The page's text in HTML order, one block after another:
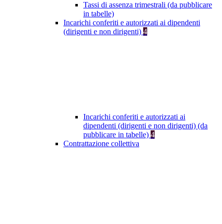
Tassi di assenza trimestrali (da pubblicare
in tabelle)
Incarichi conferiti e autorizzati ai dipendenti
(dirigenti e non dirigenti) 4
Incarichi conferiti e autorizzati ai
dipendenti (dirigenti e non dirigenti) (da
pubblicare in tabelle) 4
Contrattazione collettiva